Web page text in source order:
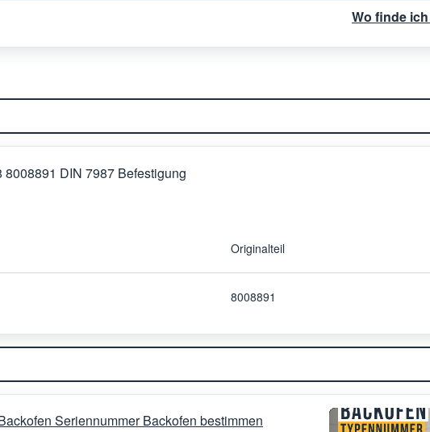
Wo finde
DIN 7987 Befestigung
Originalteil
8008891
Seriennummer Backofen bestimmen